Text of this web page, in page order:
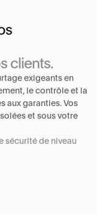
clients.
exigeants en
le contrôle et la
aux garanties. Vos
et sous votre
sécurité de niveau